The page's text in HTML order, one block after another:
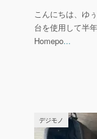
こんにちは、ゆ
台を使用して半
Homepo...
デジモノ